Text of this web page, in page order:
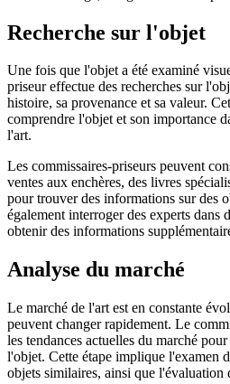
Recherche sur l'objet
Une fois que l'objet a été examiné
priseur effectue des recherches sur
histoire, sa provenance et sa valeur.
comprendre l'objet et son importance
l'art.
Les commissaires-priseurs peuvent
ventes aux enchères, des livres
pour trouver des informations sur des
également interroger des experts dans
obtenir des informations
Analyse du marché
Le marché de l'art est en constante
peuvent changer rapidement. Le
les tendances actuelles du marché
l'objet. Cette étape implique l'examen
objets similaires, ainsi que l'évaluation